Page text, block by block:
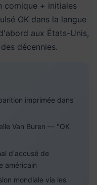
comique + initiales
OK dans la langue
aux États-Unis,
décennies.
imprimée dans
Van Buren — "OK
d'accusé de
américain
mondiale via les